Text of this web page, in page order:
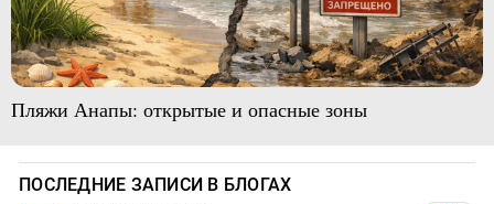
Пляжи Анапы: открытые и опасные зоны
ПОСЛЕДНИЕ ЗАПИСИ В БЛОГАХ